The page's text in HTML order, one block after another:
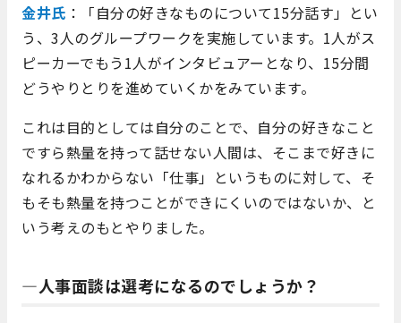
金井氏 ：「自分の好きなものについて15分話す」とい
う、3人のグループワークを実施しています。1人がス
ピーカーでもう1人がインタビュアーとなり、15分間
どうやりとりを進めていくかをみています。
これは目的としては自分のことで、自分の好きなこと
ですら熱量を持って話せない人間は、そこまで好きに
なれるかわからない「仕事」というものに対して、そ
もそも熱量を持つことができにくいのではないか、と
いう考えのもとやりました。
―人事面談は選考になるのでしょうか？